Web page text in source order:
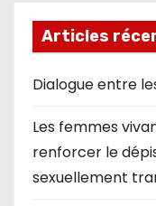
Articles
Dialogue entre
Les femmes
renforcer le
sexuellement